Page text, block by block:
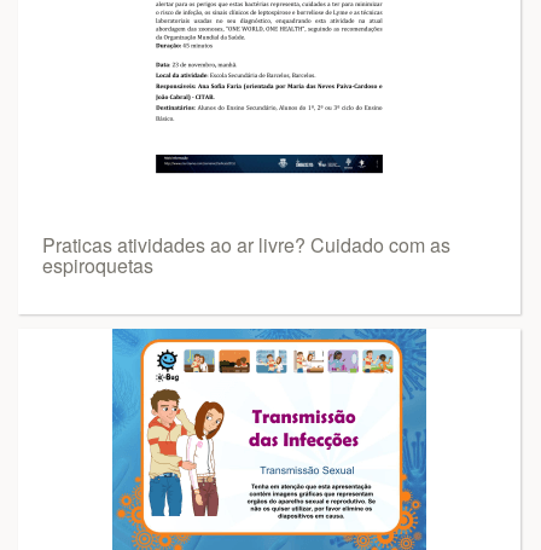
Praticas atividades ao ar livre? Cuidado com as
espiroquetas